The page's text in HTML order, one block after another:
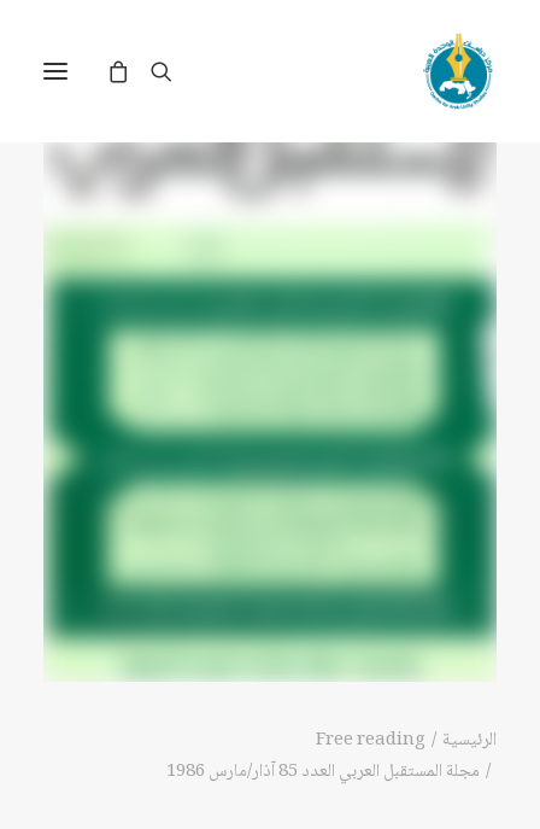
الرئيسية
Free reading
مجلة المستقبل العربي العدد 85 آذار/مارس 1986